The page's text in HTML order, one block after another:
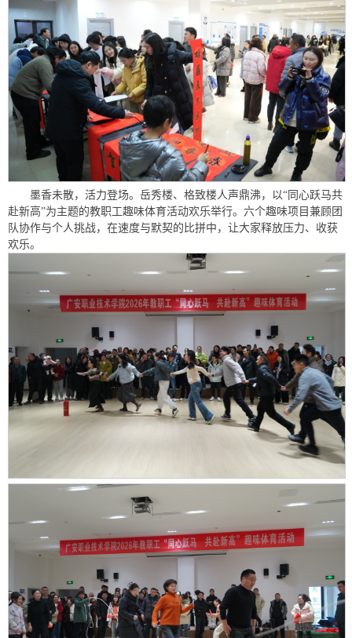
墨香未散，活力登场。岳秀楼、格致楼人声鼎沸，以“同心跃马共
赴新高”为主题的教职工趣味体育活动欢乐举行。六个趣味项目兼顾团
队协作与个人挑战，在速度与默契的比拼中，让大家释放压力、收获
欢乐。